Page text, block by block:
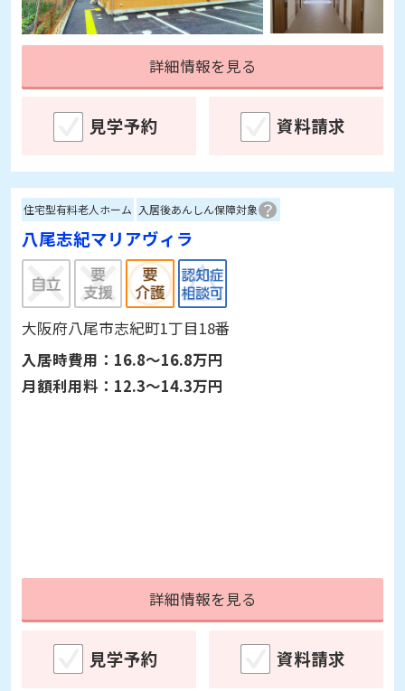
詳細情報を見る
見学予約 資料請求
住宅型有料老人ホーム 入居後あんしん保障対象
八尾志紀マリアヴィラ
大阪府八尾市志紀町1丁目18番
入居時費用： 16.8～16.8万円
月額利用料： 12.3～14.3万円
詳細情報を見る
見学予約 資料請求